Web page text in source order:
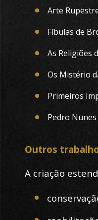
Arte
Fíbulas de
As Religiões
Os Mistério
Primeiros
Pedro Nunes
Outros
A criação